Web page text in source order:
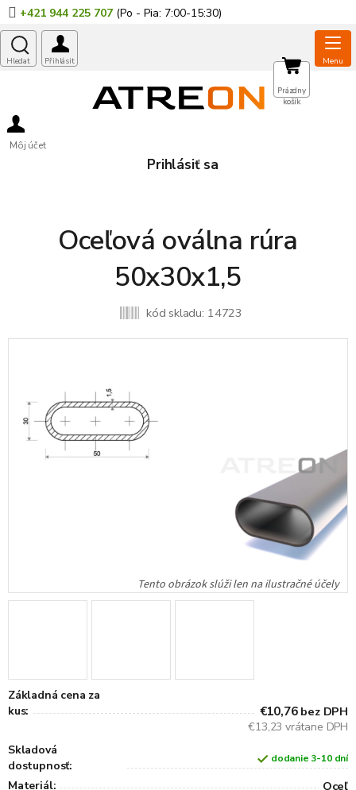
Prejsť
na
obsah
+421 944 225 707
Môj účet
Prihlásiť sa
NÁKUPNÝ
KOŠÍK
Prázdny
košík
Oceľová oválna rúra
50x30x1,5
kód skladu: 14723
Základná cena za
kus:
€10,76 bez DPH
€13,23 vrátane DPH
Skladová
dostupnosť:
dodanie 3-10 dní
Materiál: Oceľ